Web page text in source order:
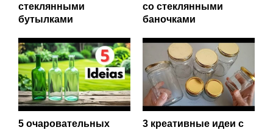
стеклянными
бутылками
со стеклянными
баночками
5 очаровательных
3 креативные идеи с